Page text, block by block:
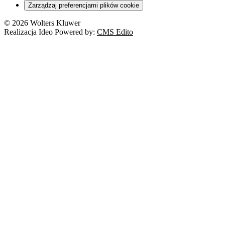
Zarządzaj preferencjami plików cookie
© 2026 Wolters Kluwer
Realizacja Ideo Powered by: CMS Edito